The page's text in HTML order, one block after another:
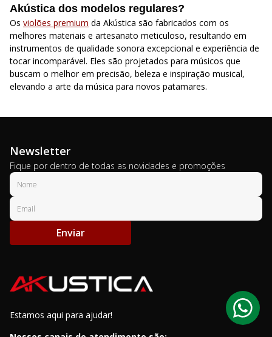
Akústica dos modelos regulares?
Os violões premium da Akústica são fabricados com os
melhores materiais e artesanato meticuloso, resultando em
instrumentos de qualidade sonora excepcional e experiência de
tocar incomparável. Eles são projetados para músicos que
buscam o melhor em precisão, beleza e inspiração musical,
elevando a arte da música para novos patamares.
Newsletter
Fique por dentro de todas as novidades e promoções
Enviar
Estamos aqui para ajudar!